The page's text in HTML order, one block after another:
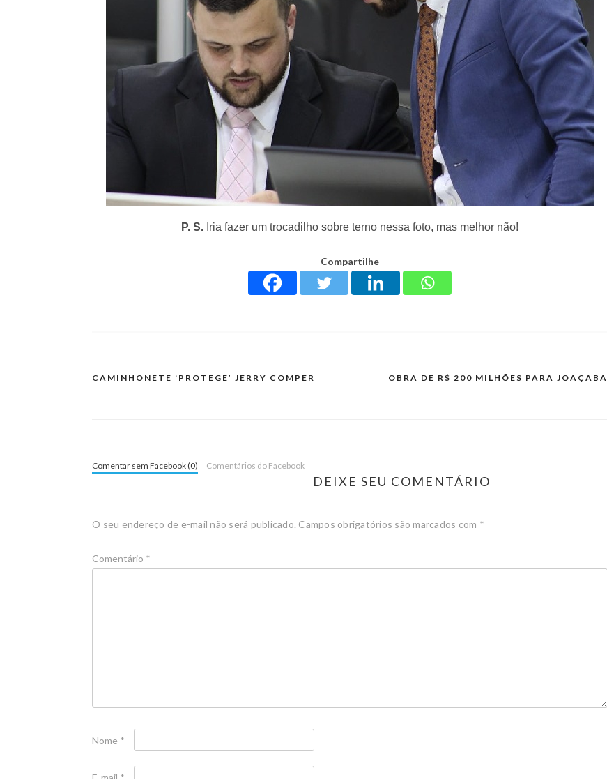
P. S. Iria fazer um trocadilho sobre terno nessa foto, mas melhor não!
Compartilhe
CAMINHONETE ‘PROTEGE’ JERRY COMPER OBRA DE R$ 200 MILHÕES PARA JOAÇABA
DEIXE SEU COMENTÁRIO
Comentar sem Facebook (0) Comentários do Facebook
O seu endereço de e-mail não será publicado. Campos obrigatórios são marcados com *
Comentário *
Nome *